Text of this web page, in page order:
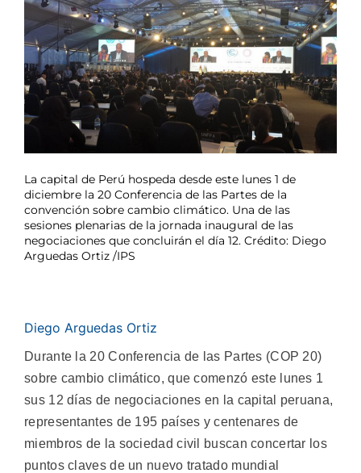
La capital de Perú hospeda desde este lunes 1 de
diciembre la 20 Conferencia de las Partes de la
convención sobre cambio climático. Una de las
sesiones plenarias de la jornada inaugural de las
negociaciones que concluirán el día 12. Crédito: Diego
Arguedas Ortiz /IPS
Diego Arguedas Ortiz
Durante la 20 Conferencia de las Partes (COP 20)
sobre cambio climático, que comenzó este lunes 1
sus 12 días de negociaciones en la capital peruana,
representantes de 195 países y centenares de
miembros de la sociedad civil buscan concertar los
puntos claves de un nuevo tratado mundial